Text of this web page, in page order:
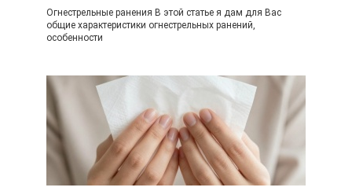
Огнестрельные ранения В этой статье я дам для Вас
общие характеристики огнестрельных ранений,
особенности